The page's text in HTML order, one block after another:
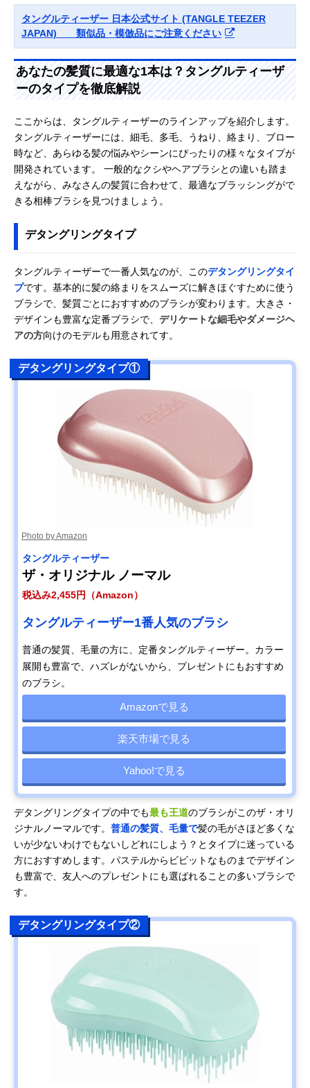
タングルティーザー 日本公式サイト (TANGLE TEEZER
JAPAN) 類似品・模倣品にご注意ください
あなたの髪質に最適な1本は？タングルティーザ
ーのタイプを徹底解説
ここからは、タングルティーザーのラインアップを紹介します。
タングルティーザーには、細毛、多毛、うねり、絡まり、ブロー
時など、あらゆる髪の悩みやシーンにぴったりの様々なタイプが
開発されています。 一般的なクシやヘアブラシとの違いも踏ま
えながら、みなさんの髪質に合わせて、最適なブラッシングがで
きる相棒ブラシを見つけましょう。
デタングリングタイプ
タングルティーザーで一番人気なのが、このデタングリングタイ
プです。基本的に髪の絡まりをスムーズに解きほぐすために使う
ブラシで、髪質ごとにおすすめのブラシが変わります。大きさ・
デザインも豊富な定番ブラシで、 デリケートな細毛やダメージヘ
アの方向けのモデルも用意されてす。
デタングリングタイプ①
Photo by Amazon
タングルティーザー
ザ・オリジナル ノーマル
税込み2,455円（Amazon）
タングルティーザー1番人気のブラシ
普通の髪質、毛量の方に、定番タングルティーザー。カラー
展開も豊富で、ハズレがないから、プレゼントにもおすすめ
のブラシ。
Amazonで見る
楽天市場で見る
Yahoo!で見る
デタングリングタイプの中でも最も王道のブラシがこのザ・オリ
ジナルノーマルです。 普通の髪質、毛量で髪の毛がさほど多くな
いが少ないわけでもないしどれにしよう？とタイプに迷っている
方におすすめします。パステルからビビットなものまでデザイン
も豊富で、友人へのプレゼントにも選ばれることの多いブラシで
す。
デタングリングタイプ②